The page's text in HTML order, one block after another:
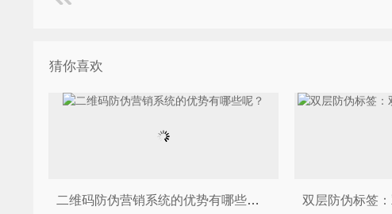
猜你喜欢
二维码防伪营销系统的优势有哪些呢？